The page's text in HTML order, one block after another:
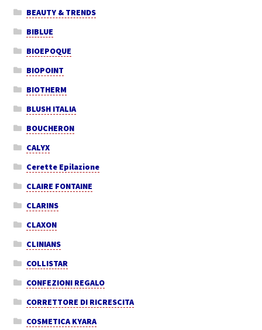
BEAUTY & TRENDS
BIBLUE
BIOEPOQUE
BIOPOINT
BIOTHERM
BLUSH ITALIA
BOUCHERON
CALYX
Cerette Epilazione
CLAIRE FONTAINE
CLARINS
CLAXON
CLINIANS
COLLISTAR
CONFEZIONI REGALO
CORRETTORE DI RICRESCITA
COSMETICA KYARA